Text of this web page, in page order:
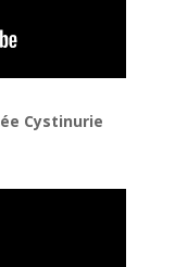
Cystinurie